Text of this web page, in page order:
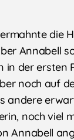
die
Annabell
der ersten
noch auf
andere
noch viel
Annabell